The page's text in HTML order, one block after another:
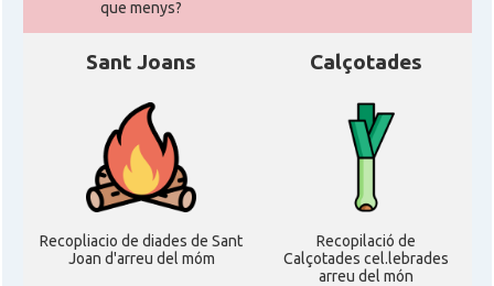
que menys?
Sant Joans
Recopliacio de diades de Sant
Joan d'arreu del móm
Calçotades
Recopilació de
Calçotades cel.lebrades
arreu del món